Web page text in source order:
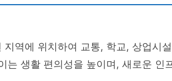
역에 위치하여 교통, 학교, 상업시
는 생활 편의성을 높이며, 새로운 인